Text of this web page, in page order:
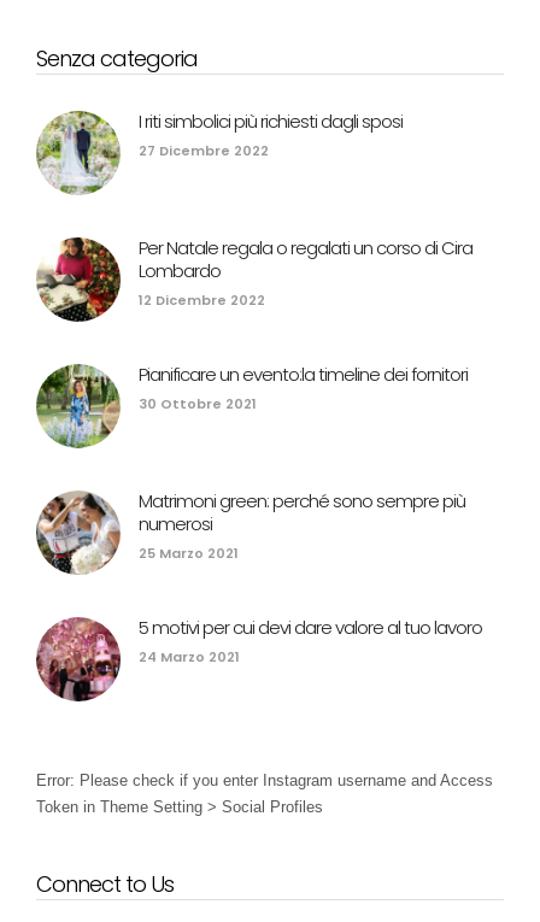
Senza categoria
I riti simbolici più richiesti dagli sposi
27 Dicembre 2022
Per Natale regala o regalati un corso di Cira
Lombardo
12 Dicembre 2022
Pianificare un evento:la timeline dei fornitori
30 Ottobre 2021
Matrimoni green: perché sono sempre più
numerosi
25 Marzo 2021
5 motivi per cui devi dare valore al tuo lavoro
24 Marzo 2021
Error: Please check if you enter Instagram username and Access
Token in Theme Setting > Social Profiles
Connect to Us